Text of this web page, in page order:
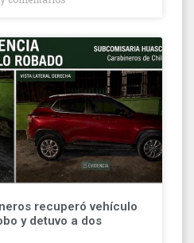
recuperó vehículo
y detuvo a dos